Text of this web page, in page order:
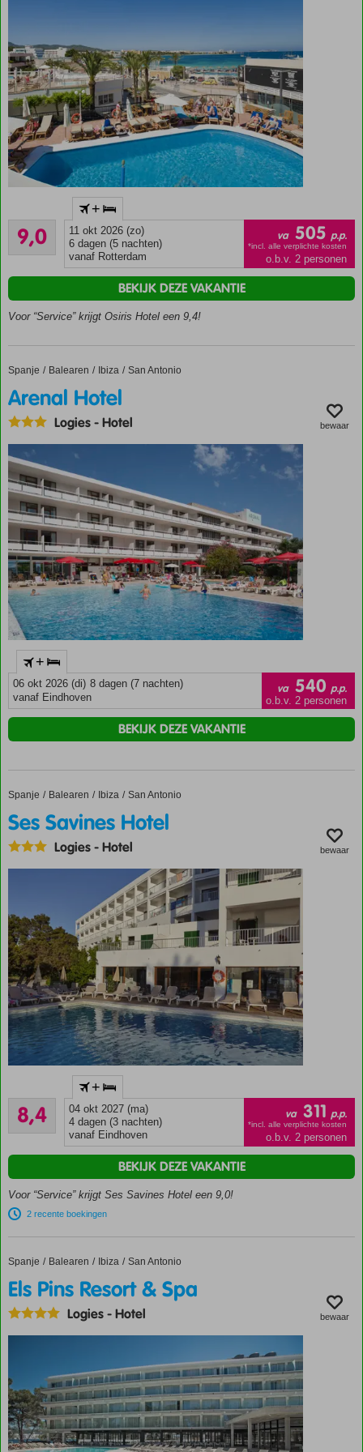
prijstopper
Vlak
bij het
boulevard
zo naar
centrum
Lekker
bij het
zwembad
mogelijk
9,0
Uitstekend
53
beoordelingen
+
11 okt 2026 (zo)
6 dagen (5 nachten)
vanaf Rotterdam
va 505 p.p.
*incl. alle verplichte kosten
o.b.v. 2 personen
Voor “Service” krijgt Osiris Hotel een 9,4!
BEKIJK DEZE VAKANTIE
Home
Spanje Balearen Ibiza San Antonio
Arenal Hotel
Arenal Hotel
Logies-Hotel bewaar
+
06 okt 2026 (di) 8 dagen (7 nachten)
vanaf Eindhoven
va 540 p.p.
o.b.v. 2 personen
BEKIJK DEZE VAKANTIE
Home
Spanje Balearen Ibiza San Antonio
Ses Savines Hotel
Ses Savines Hotel
Logies-Hotel bewaar
en het
strand
800m
San
uitzicht
Halfpension
ook
8,4
Zeer goed
87
beoordelingen
+
04 okt 2027 (ma)
4 dagen (3 nachten)
vanaf Eindhoven
va 311 p.p.
*incl. alle verplichte kosten
o.b.v. 2 personen
Voor “Service” krijgt Ses Savines Hotel een 9,0!
2 recente boekingen
BEKIJK DEZE VAKANTIE
Home
Spanje Balearen Ibiza San Antonio
Els Pins Resort & Spa
Els Pins Resort & Spa
Logies-Hotel bewaar